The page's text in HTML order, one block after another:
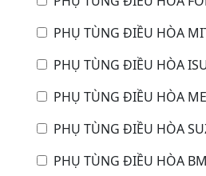
PHỤ TÙNG ĐIỀU HÒA
PHỤ TÙNG ĐIỀU HÒA
PHỤ TÙNG ĐIỀU HÒA
PHỤ TÙNG ĐIỀU HÒA
PHỤ TÙNG ĐIỀU HÒA